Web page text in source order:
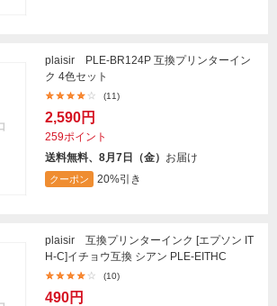
plaisir PLE-BR124P 互換プリンターイン
ク 4色セット
(11)
2,590円
259ポイント
送料無料、8月7日（金） お届け
クーポン 20%引き
plaisir 互換プリンターインク [エプソン IT
H-C]イチョウ互換 シアン PLE-EITHC
(10)
490円